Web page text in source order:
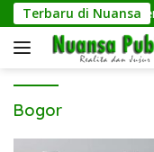
Langsung
ke
konten
Terbaru di Nuansa
Kepedulian
Bogor